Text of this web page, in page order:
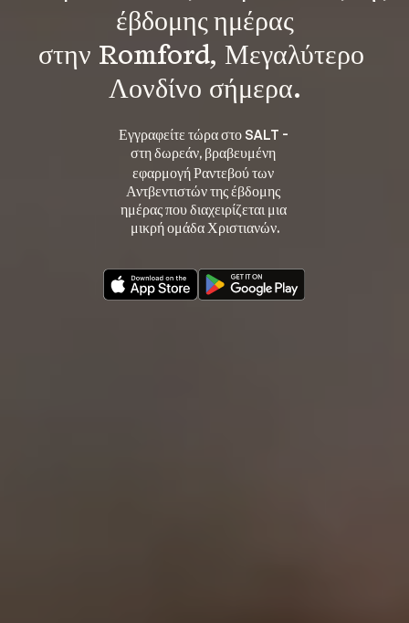
έβδομης ημέρας
στην Romford, Μεγαλύτερο
Λονδίνο σήμερα.
Εγγραφείτε τώρα στο SALT -
στη δωρεάν, βραβευμένη
εφαρμογή Ραντεβού των
Αντβεντιστών της έβδομης
ημέρας που διαχειρίζεται μια
μικρή ομάδα Χριστιανών.